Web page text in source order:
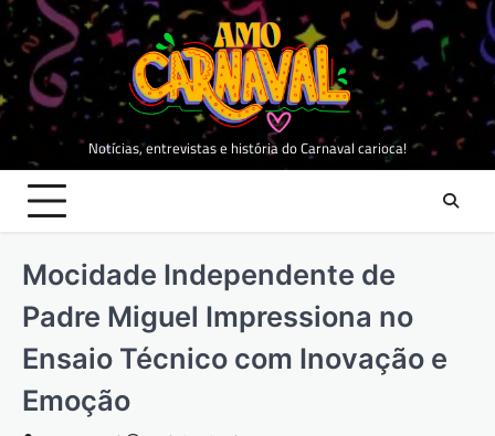
Skip
content
Notícias, entrevistas e história do Carnaval carioca!
Mocidade Independente de
Padre Miguel Impressiona no
Ensaio Técnico com Inovação e
Emoção